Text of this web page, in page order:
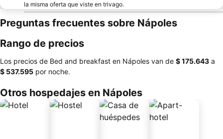
la misma oferta que viste en trivago.
Preguntas frecuentes sobre Nápoles
Rango de precios
Los precios de Bed and breakfast en Nápoles van de ‎$ 175.643 a
‎$ 537.595 por noche.
Otros hospedajes en Nápoles